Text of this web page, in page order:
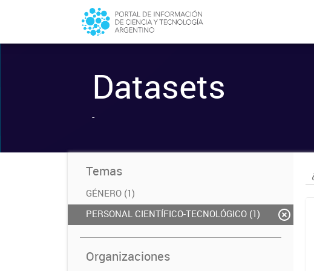
Datasets
-
Temas
GÉNERO (1)
PERSONAL CIENTÍFICO-TECNOLÓGICO (1)
Organizaciones